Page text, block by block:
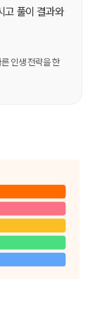
고 풀이 결과와
인생 전략을 한